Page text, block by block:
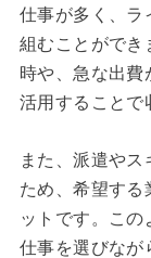
仕事が多く、ラ
組むことができ
時や、急な出費
活用することで
また、派遣や
ため、希望する
ットです。この
仕事を選びなが